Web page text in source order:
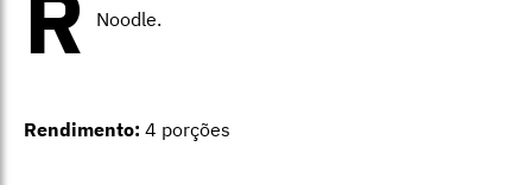
Noodle.
Rendimento: 4 porções